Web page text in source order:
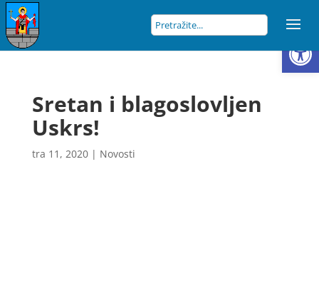
Sretan i blagoslovljen
Uskrs!
tra 11, 2020| Novosti